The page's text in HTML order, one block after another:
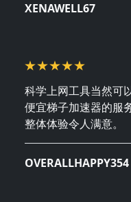
XENAWELL67
科学上网工具当然可
便宜梯子加速器的服
整体体验令人满意。
OVERALLHAPPY354